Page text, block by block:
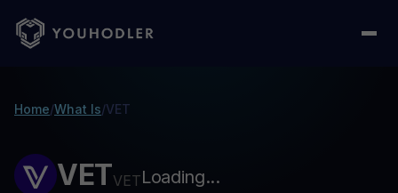
Home/What Is/VET
VETVETLoading...